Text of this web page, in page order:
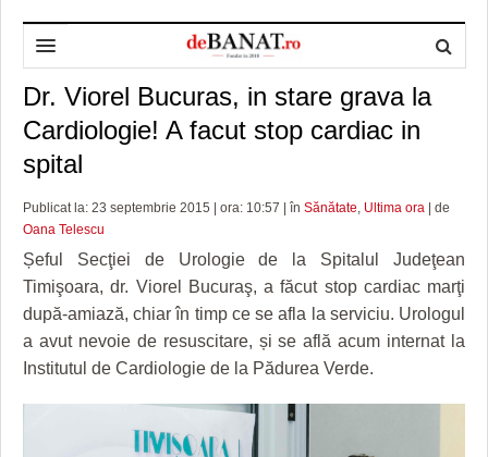
HOME
DESPRE NOI
POLITICA DE COOKIES
POLITICA DE CONFIDENȚIALITATE
ADMINISTRAȚIE
CONSILIUL JUDEŢEAN TIMIŞ
PREFECTURA TIMIŞ
POLITICA
SPORT
POLI TIMISOARA
FOTBAL JUDETEAN
ALTE SPORTURI
OPINII
DOSARELE DEBANAT
ETICA LUCIDITĂȚII ASISTATE
JURNAL DE CAMPANIE
ZÂMBETE AMARE
TIMP LIBER ȘI CULTURĂ
TIMP LIBER
ULTRAMARIN VA RECOMANDA
CULTURA
ECONOMIC
AFACERI
SĂNĂTATE
Dr. Viorel Bucuras, in stare grava la
Cardiologie! A facut stop cardiac in
spital
Publicat la: 23 septembrie 2015 | ora: 10:57 | în Sănătate, Ultima ora | de
Oana Telescu
Șeful Secţiei de Urologie de la Spitalul Judeţean
Timişoara, dr. Viorel Bucuraş, a făcut stop cardiac marţi
după-amiază, chiar în timp ce se afla la serviciu. Urologul
a avut nevoie de resuscitare, și se află acum internat la
Institutul de Cardiologie de la Pădurea Verde.